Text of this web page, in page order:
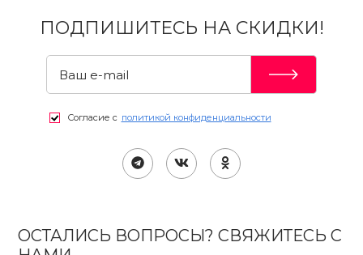
ПОДПИШИТЕСЬ НА СКИДКИ!
Согласие с политикой конфиденциальности
ОСТАЛИСЬ ВОПРОСЫ? СВЯЖИТЕСЬ С